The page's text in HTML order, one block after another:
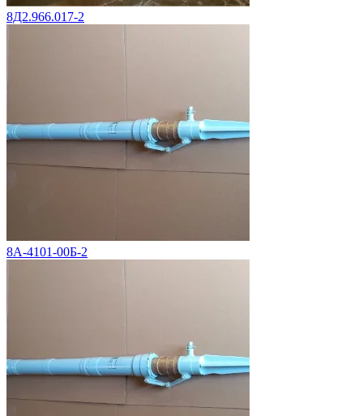
8Д2.966.017-2
8А-4101-00Б-2